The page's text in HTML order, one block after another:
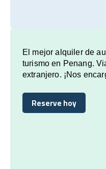
El mejor alquiler de
turismo en Penang.
extranjero. ¡Nos
Reserve hoy
Reserve hoy